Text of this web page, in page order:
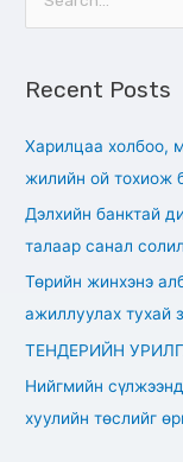
r
o
:
Recent Posts
Харилцаа холбоо,
жилийн ой тохиож
Дэлхийн банктай
талаар санал
Төрийн жинхэнэ
ажиллуулах тухай
ТЕНДЕРИЙН
Нийгмийн
хуулийн төслийг